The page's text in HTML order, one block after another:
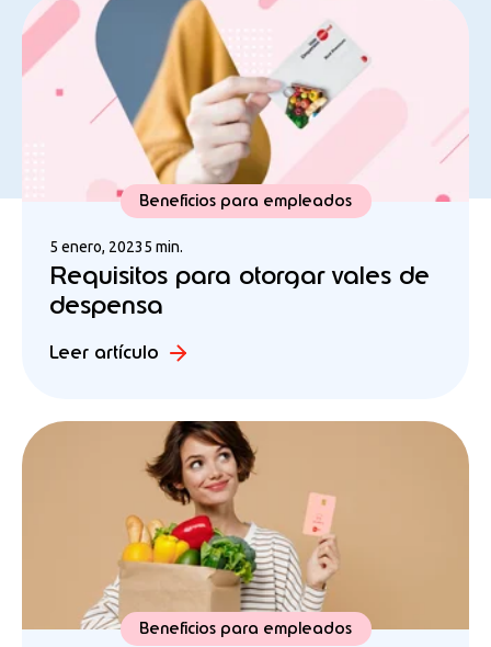
Beneficios para empleados
5 enero, 20235 min.
Requisitos para otorgar vales de
despensa
Leer artículo
Beneficios para empleados